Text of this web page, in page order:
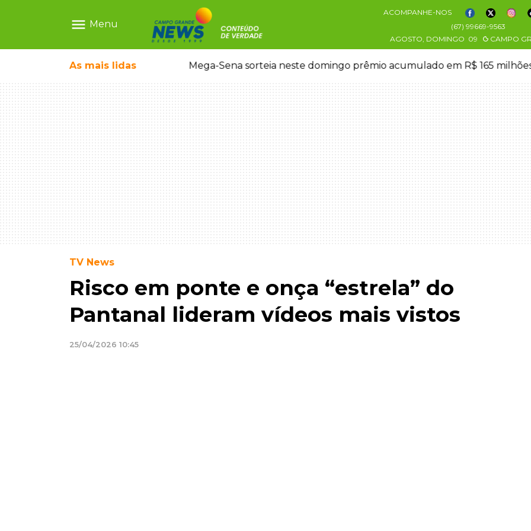
menu Menu
ACOMPANHE-NOS
(67) 99669-9563
AGOSTO, DOMINGO 09 CAMPO
As mais lidas
em sequestro de bebê na Capital Mega-Sena sorteia neste domingo prêmio acumulado em R$ 165
TV News
Risco em ponte e onça “estrela” do
Pantanal lideram vídeos mais vistos
25/04/2026 10:45